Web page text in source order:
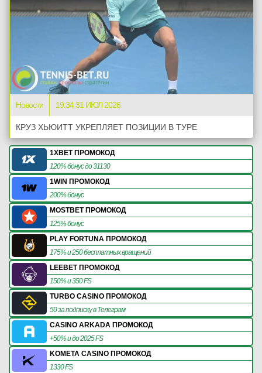
Новости 19:34 31 ИЮЛ 2026
КРУЗ ХЬЮИТТ УКРЕПЛЯЕТ ПОЗИЦИИ В ТУРЕ
1XBET ПРОМОКОД
120% бонус до 31130
1WIN ПРОМОКОД
200% бонус
MOSTBET ПРОМОКОД
125% бонус
PLAY FORTUNA ПРОМОКОД
175% и 250 бесплатных вращений
LEEBET ПРОМОКОД
150% и 350 FS
TURBO CASINO ПРОМОКОД
50 за подписку в Телеграм
CASINO ARKADA ПРОМОКОД
+50% и до 2025 FS
KOMETA CASINO ПРОМОКОД
1330 FS